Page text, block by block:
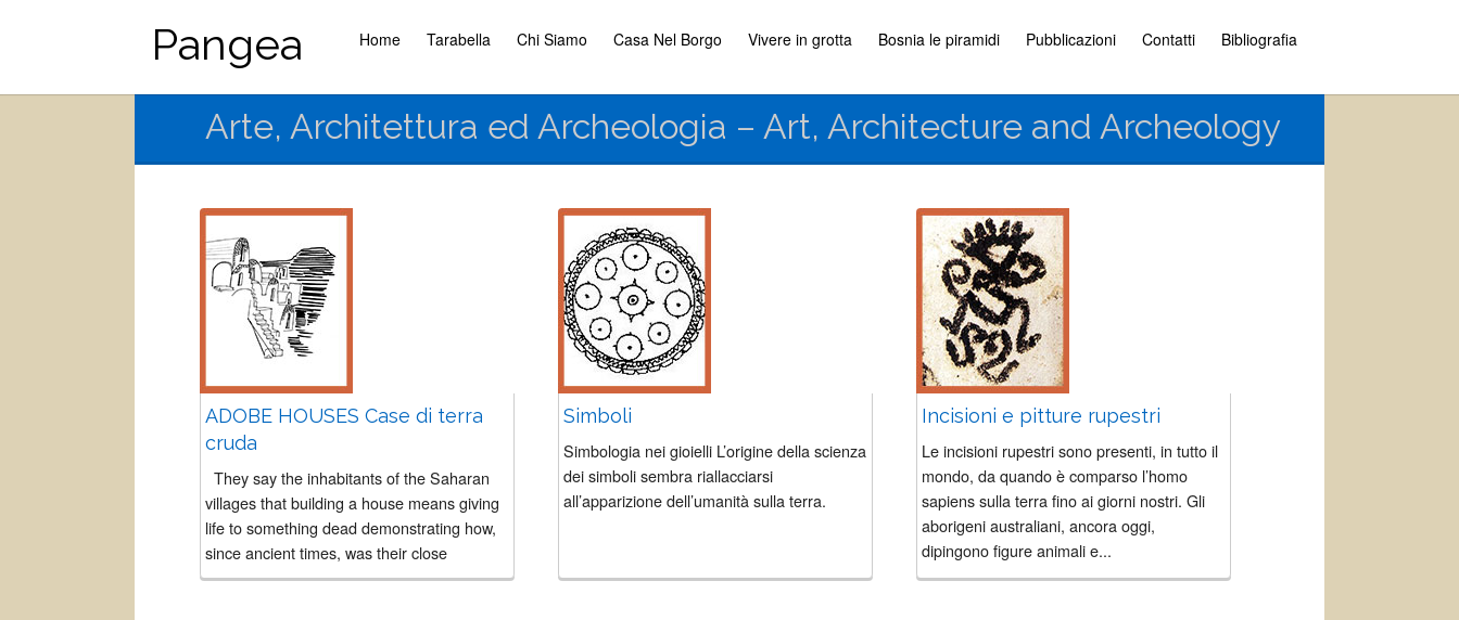
Pangea Home Tarabella Chi Siamo Casa Nel Borgo Vivere in grotta Bosnia le piramidi Pubblicazioni Contatti Bibliografia
Arte, Architettura ed Archeologia – Art, Architecture and Archeology
ADOBE HOUSES Case di terra
cruda
They say the inhabitants of the Saharan
villages that building a house means giving
life to something dead demonstrating how,
since ancient times, was their close
relationship with the...
Simboli
Simbologia nei gioielli L’origine della scienza
dei simboli sembra riallacciarsi
all’apparizione dell’umanità sulla terra.
Incisioni e pitture rupestri
Le incisioni rupestri sono presenti, in tutto il
mondo, da quando è comparso l’homo
sapiens sulla terra fino ai giorni nostri. Gli
aborigeni australiani, ancora oggi,
dipingono figure animali e...